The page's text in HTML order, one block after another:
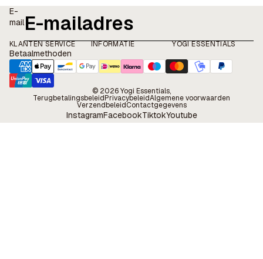
E-
mail
KLANTEN SERVICE INFORMATIE YOGI ESSENTIALS
Betaalmethoden
© 2026Yogi Essentials,
TerugbetalingsbeleidPrivacybeleidAlgemene voorwaarden
VerzendbeleidContactgegevens
InstagramFacebookTiktokYoutube